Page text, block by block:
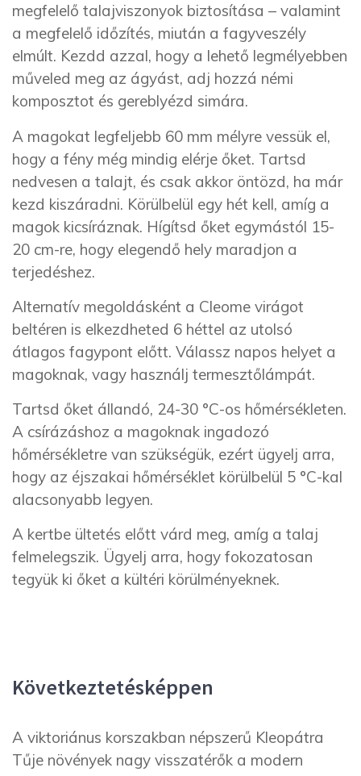
megfelelő talajviszonyok biztosítása – valamint
a megfelelő időzítés, miután a fagyveszély
elmúlt. Kezdd azzal, hogy a lehető legmélyebben
műveled meg az ágyást, adj hozzá némi
komposztot és gereblyézd simára.
A magokat legfeljebb 60 mm mélyre vessük el,
hogy a fény még mindig elérje őket. Tartsd
nedvesen a talajt, és csak akkor öntözd, ha már
kezd kiszáradni. Körülbelül egy hét kell, amíg a
magok kicsíráznak. Hígítsd őket egymástól 15-
20 cm-re, hogy elegendő hely maradjon a
terjedéshez.
Alternatív megoldásként a Cleome virágot
beltéren is elkezdheted 6 héttel az utolsó
átlagos fagypont előtt. Válassz napos helyet a
magoknak, vagy használj termesztőlámpát.
Tartsd őket állandó, 24-30 °C-os hőmérsékleten.
A csírázáshoz a magoknak ingadozó
hőmérsékletre van szükségük, ezért ügyelj arra,
hogy az éjszakai hőmérséklet körülbelül 5 °C-kal
alacsonyabb legyen.
A kertbe ültetés előtt várd meg, amíg a talaj
felmelegszik. Ügyelj arra, hogy fokozatosan
tegyük ki őket a kültéri körülményeknek.
Következtetésképpen
A viktoriánus korszakban népszerű Kleopátra
Tűje növények nagy visszatérők a modern